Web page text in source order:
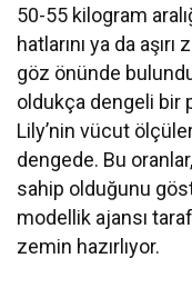
50-55 kilogram
hatlarını ya da aşırı
göz önünde
oldukça dengeli bir
Lily’nin vücut
dengede. Bu
sahip olduğunu
modellik ajansı
zemin hazırlıyor.